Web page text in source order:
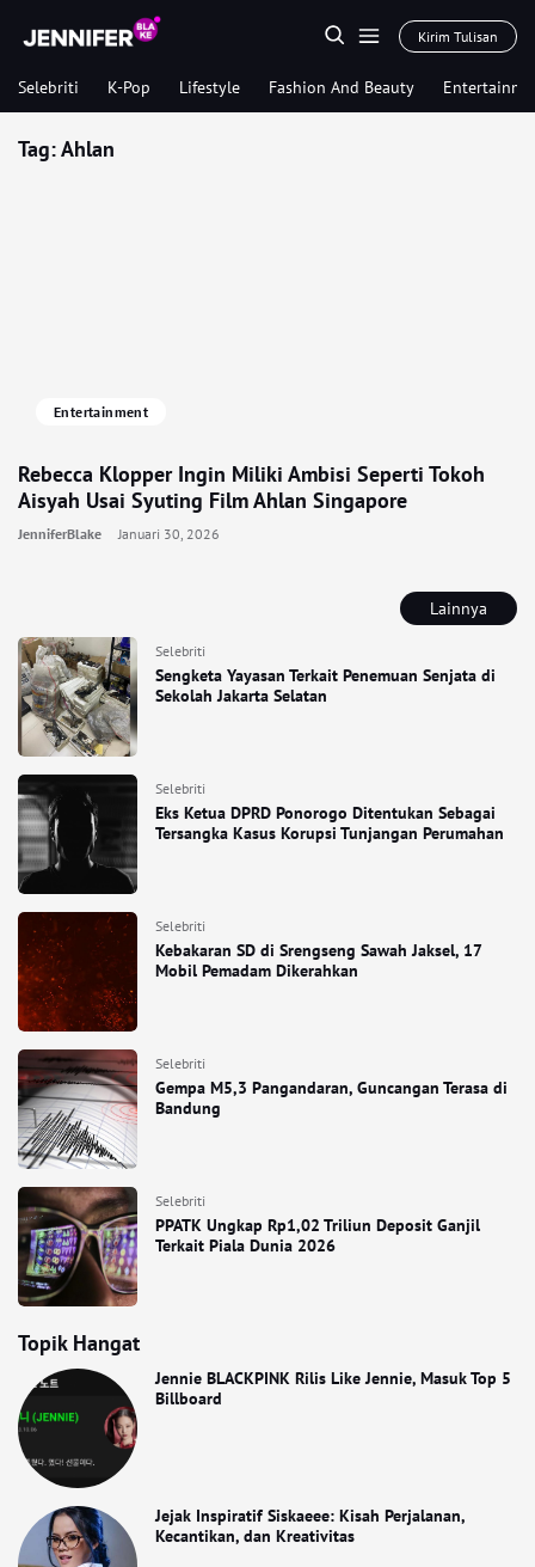
Kirim Tulisan
Selebriti K-Pop Lifestyle Fashion And Beauty
Lainnya
Selebriti
Sengketa Yayasan Terkait Penemuan Senjata di
Sekolah Jakarta Selatan
Selebriti
Eks Ketua DPRD Ponorogo Ditentukan Sebagai
Tersangka Kasus Korupsi Tunjangan Perumahan
Selebriti
Kebakaran SD di Srengseng Sawah Jaksel, 17
Mobil Pemadam Dikerahkan
Selebriti
Gempa M5,3 Pangandaran, Guncangan Terasa di
Bandung
Selebriti
PPATK Ungkap Rp1,02 Triliun Deposit Ganjil
Terkait Piala Dunia 2026
Topik Hangat
Jennie BLACKPINK Rilis Like Jennie, Masuk Top 5
Billboard
Jejak Inspiratif Siskaeee: Kisah Perjalanan,
Kecantikan, dan Kreativitas
Tag:Ahlan
Entertainment
Rebecca Klopper Ingin Miliki Ambisi Seperti Tokoh
Aisyah Usai Syuting Film Ahlan Singapore
JenniferBlake Januari 30, 2026